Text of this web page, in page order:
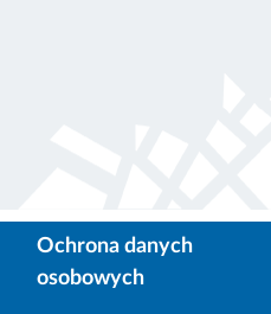
Ochrona danych
osobowych